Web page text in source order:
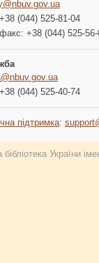
(044) 525-81-04
+38 (044) 525-56-
(044) 525-40-74
підтримка:
України